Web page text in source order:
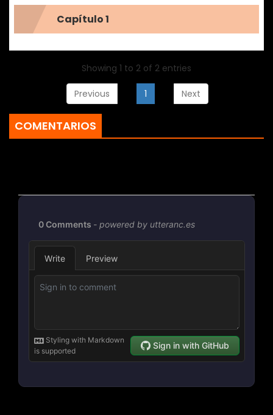
Capítulo 1
Showing 1 to 2 of 2 entries
Previous 1 Next
COMENTARIOS